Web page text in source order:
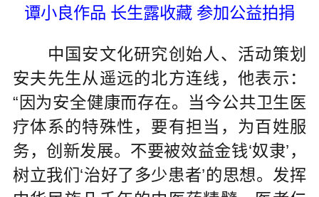
谭小良作品 长生露收藏 参加公益拍捐
中国安文化研究创始人、活动策划
安夫先生从遥远的北方连线，他表示：
“因为安全健康而存在。当今公共卫生医
疗体系的特殊性，要有担当，为百姓服
务，创新发展。不要被效益金钱‘奴隶’，
树立我们‘治好了多少患者’的思想。发挥